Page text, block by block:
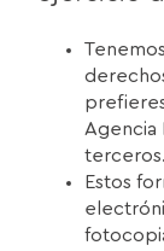
Agencia
terceros.
Estos